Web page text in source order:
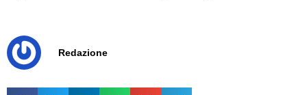
Redazione